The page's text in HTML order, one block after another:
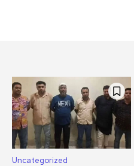
Uncategorized